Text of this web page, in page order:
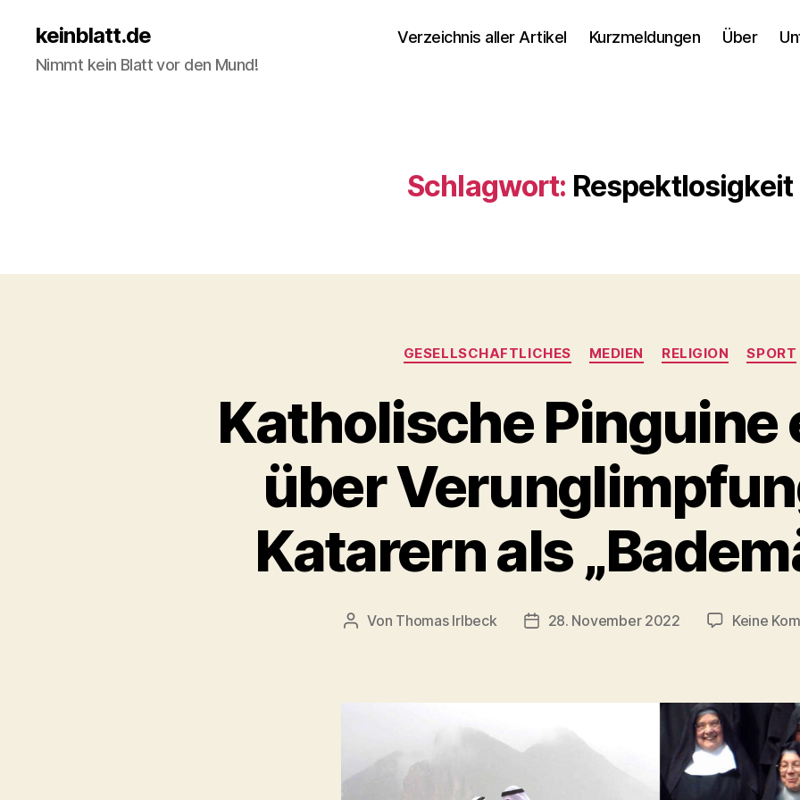
keinblatt.de
Nimmt kein Blatt vor den Mund!
Verzeichnis aller Artikel Kurzmeldungen Über
Schlagwort: Respektlosigkeit
Kategorien
GESELLSCHAFTLICHES MEDIEN RELIGION SPORT
Katholische Pinguine
über
Katarern als
Beitragsautor
Von Thomas Irlbeck Veröffentlichungsdatum
28. November 2022 Keine